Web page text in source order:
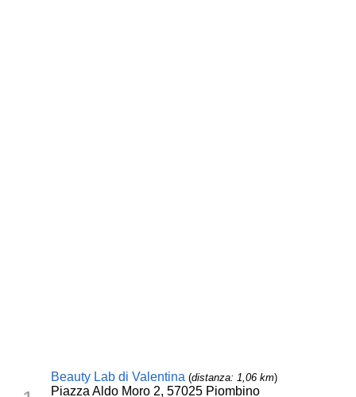
Beauty Lab di Valentina (distanza: 1,06 km)
Piazza Aldo Moro 2, 57025 Piombino